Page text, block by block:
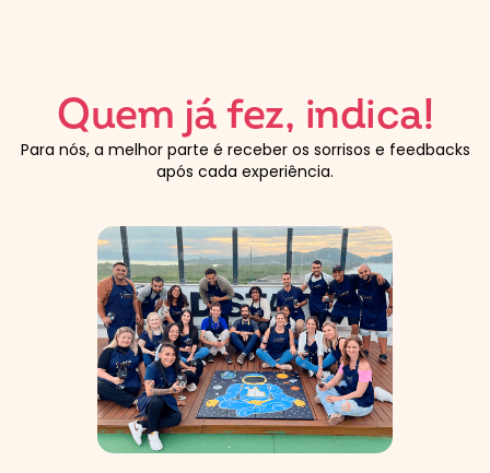
Quem já fez, indica!
Para nós, a melhor parte é receber os sorrisos e feedbacks
após cada experiência.